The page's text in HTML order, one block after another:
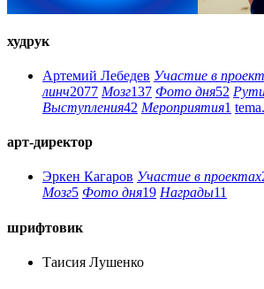
худрук
Артемий Лебедев Участие в
линч2077 Мозг137 Фото дня52
Выступления42 Мероприятия1
арт-директор
Эркен Кагаров Участие в проектах
Мозг5 Фото дня19 Награды11
шрифтовик
Таисия Лушенко